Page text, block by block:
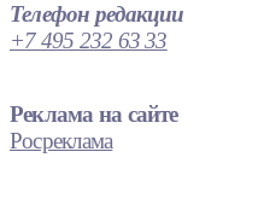
Телефон редакции
+7 495 232 63 33
Реклама на сайте
Росреклама